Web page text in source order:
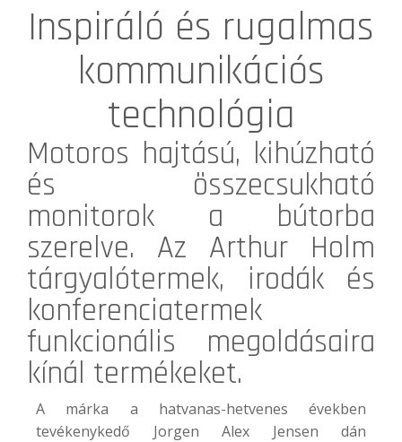
Inspiráló és rugalmas
kommunikációs
technológia
Motoros hajtású, kihúzható
és összecsukható
monitorok a bútorba
szerelve. Az Arthur Holm
tárgyalótermek, irodák és
konferenciatermek
funkcionális megoldásaira
kínál termékeket.
A márka a hatvanas-hetvenes években
tevékenykedő Jorgen Alex Jensen dán